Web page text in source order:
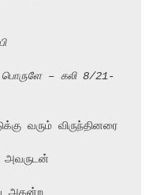
– கலி 8/21-
வரும் விருந்தினரை
அவருடன்